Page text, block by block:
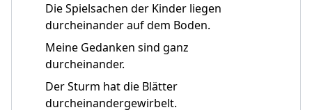
Die Spielsachen der Kinder liegen
durcheinander auf dem Boden.
Meine Gedanken sind ganz
durcheinander.
Der Sturm hat die Blätter
durcheinandergewirbelt.